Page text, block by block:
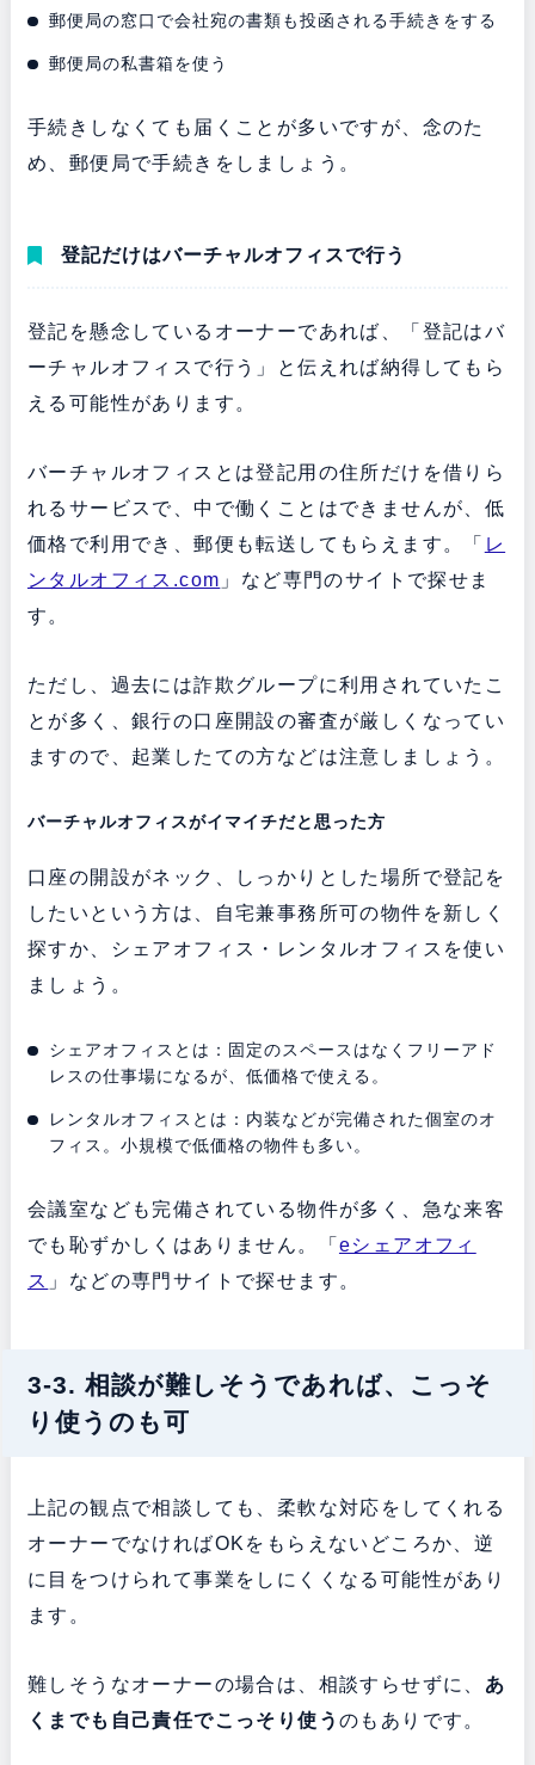
郵便局の窓口で会社宛の書類も投函される手続きをする
郵便局の私書箱を使う
手続きしなくても届くことが多いですが、念のた
め、郵便局で手続きをしましょう。
登記だけはバーチャルオフィスで行う
登記を懸念しているオーナーであれば、「登記はバ
ーチャルオフィスで行う」と伝えれば納得してもら
える可能性があります。
バーチャルオフィスとは登記用の住所だけを借りら
れるサービスで、中で働くことはできませんが、低
価格で利用でき、郵便も転送してもらえます。「 レ
ンタルオフィス.com 」など専門のサイトで探せま
す。
ただし、過去には詐欺グループに利用されていたこ
とが多く、銀行の口座開設の審査が厳しくなってい
ますので、起業したての方などは注意しましょう。
バーチャルオフィスがイマイチだと思った方
口座の開設がネック、しっかりとした場所で登記を
したいという方は、自宅兼事務所可の物件を新しく
探すか、シェアオフィス・レンタルオフィスを使い
ましょう。
シェアオフィスとは：固定のスペースはなくフリーアド
レスの仕事場になるが、低価格で使える。
レンタルオフィスとは：内装などが完備された個室のオ
フィス。小規模で低価格の物件も多い。
会議室なども完備されている物件が多く、急な来客
でも恥ずかしくはありません。「 eシェアオフィ
ス 」などの専門サイトで探せます。
3-3. 相談が難しそうであれば、こっそ
り使うのも可
上記の観点で相談しても、柔軟な対応をしてくれる
オーナーでなければOKをもらえないどころか、逆
に目をつけられて事業をしにくくなる可能性があり
ます。
難しそうなオーナーの場合は、相談すらせずに、 あ
くまでも自己責任でこっそり使う のもありです。